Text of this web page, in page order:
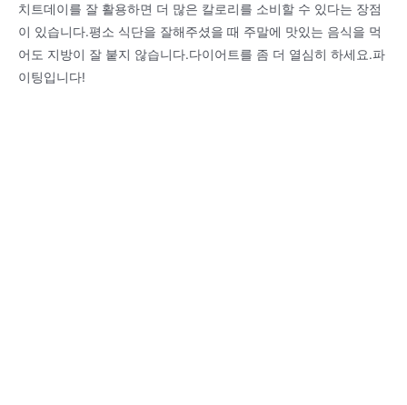
치트데이를 잘 활용하면 더 많은 칼로리를 소비할 수 있다는 장점
이 있습니다.평소 식단을 잘해주셨을 때 주말에 맛있는 음식을 먹
어도 지방이 잘 붙지 않습니다.다이어트를 좀 더 열심히 하세요.파
이팅입니다!